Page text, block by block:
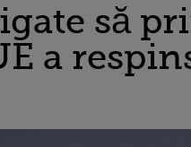
să
a